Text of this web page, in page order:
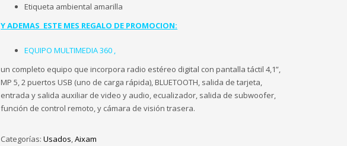
Etiqueta ambiental amarilla
Y ADEMAS ESTE MES REGALO DE PROMOCION:
EQUIPO MULTIMEDIA 360 ,
un completo equipo que incorpora radio estéreo digital con pantalla táctil 4,1”,
MP 5, 2 puertos USB (uno de carga rápida), BLUETOOTH, salida de tarjeta,
entrada y salida auxiliar de video y audio, ecualizador, salida de subwoofer,
función de control remoto, y cámara de visión trasera.
Categorías:Usados,Aixam